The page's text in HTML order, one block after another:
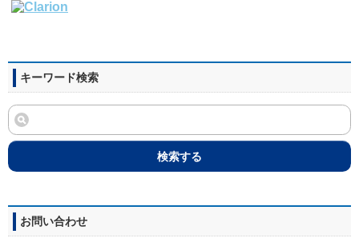
キーワード検索
検索する
お問い合わせ